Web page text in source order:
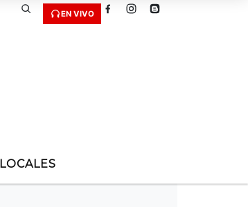
EN VIVO
LOCALES